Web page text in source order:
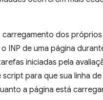
dos
INP de uma página
iniciadas pela
para que sua linha
a página está